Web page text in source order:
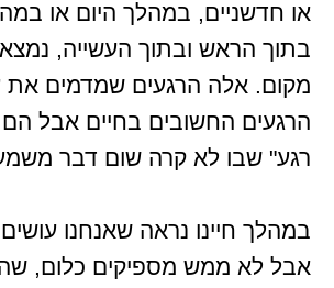
או חדשניים, במהלך היום או
בתוך הראש ובתוך העשייה,
מקום. אלה הרגעים שמדמים את
הרגעים החשובים בחיים אבל
רגע" שבו לא קרה שום דבר
במהלך חיינו נראה שאנחנו
אבל לא ממש מספיקים כלום,